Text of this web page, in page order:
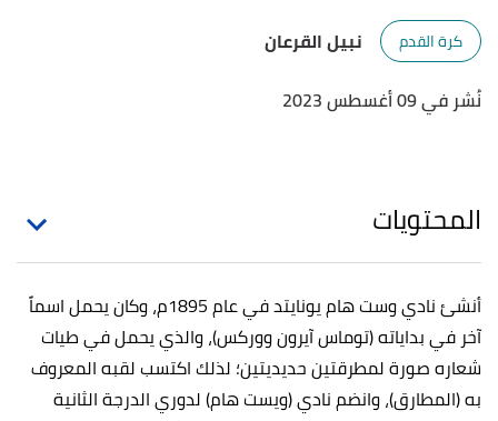
كرة القدم
نبيل القرعان
نُشر في 09 أغسطس 2023
المحتويات
أنشئ نادي وست هام يونايتد في عام 1895م، وكان يحمل اسماً
آخر في بداياته (توماس آيرون ووركس)، والذي يحمل في طيات
شعاره صورة لمطرقتين حديديتين؛ لذلك اكتسب لقبه المعروف
به (المطارق)، وانضم نادي (ويست هام) لدوري الدرجة الثانية